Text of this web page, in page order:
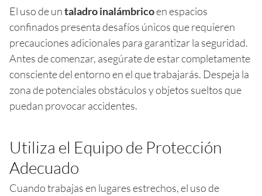
El uso de untaladro inalámbricoen espacios
confinados presenta desafíos únicos que requieren
precauciones adicionales para garantizar la seguridad.
Antes de comenzar, asegúrate de estar completamente
consciente del entorno en el que trabajarás. Despeja la
zona de potenciales obstáculos y objetos sueltos que
puedan provocar accidentes.
Utiliza el Equipo de Protección
Adecuado
Cuando trabajas en lugares estrechos, el uso de